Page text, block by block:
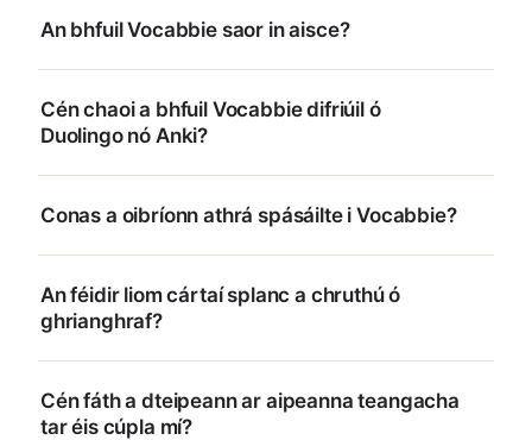
An bhfuil Vocabbie saor in aisce?
Cén chaoi a bhfuil Vocabbie difriúil ó
Duolingo nó Anki?
Conas a oibríonn athrá spásáilte i Vocabbie?
An féidir liom cártaí splanc a chruthú ó
ghrianghraf?
Cén fáth a dteipeann ar aipeanna teangacha
tar éis cúpla mí?